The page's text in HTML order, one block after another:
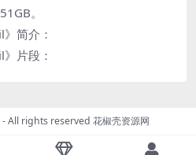
。
简介：
片段：
All rights reserved 花椒壳资源网